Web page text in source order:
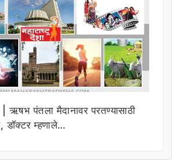
पंतला मैदानावर परतण्यासाठी
डॉक्टर म्हणाले…